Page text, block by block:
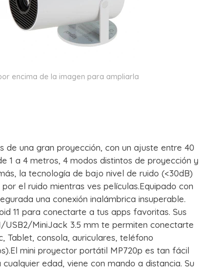
encima de la imagen para ampliarla
de una gran proyección, con un ajuste entre 40
1 a 4 metros, 4 modos distintos de proyección y
la tecnología de bajo nivel de ruido (<30dB)
el ruido mientras ves películas.Equipado con
una conexión inalámbrica insuperable.
11 para conectarte a tus apps favoritas. Sus
MiniJack 3.5 mm te permiten conectarte
Tablet, consola, auriculares, teléfono
mini proyector portátil MP720p es tan fácil
edad, viene con mando a distancia. Su